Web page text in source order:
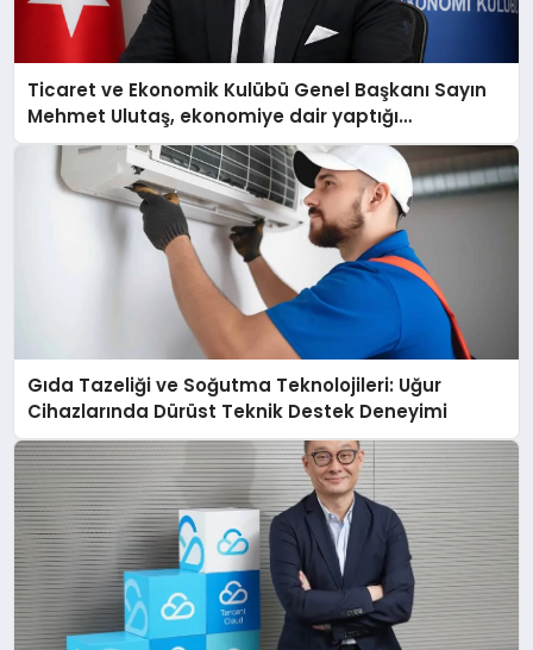
Ticaret ve Ekonomik Kulübü Genel Başkanı Sayın
Mehmet Ulutaş, ekonomiye dair yaptığı
açıklamada şunları kaydetti:
Gıda Tazeliği ve Soğutma Teknolojileri: Uğur
Cihazlarında Dürüst Teknik Destek Deneyimi